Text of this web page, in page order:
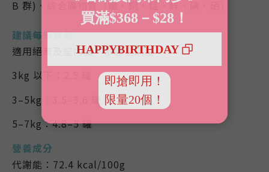
B 群)、綜合礦物質（鐵、銅、錳、鋅、碘、硒）
建議每日食量
適用絕育及室內貓，依體重調整：
3kg 以下：2.5 罐
3–5kg：3.5–3.6 罐
5–7kg：4.8–5 罐
營養成分
代謝能：72.4 kcal/100g